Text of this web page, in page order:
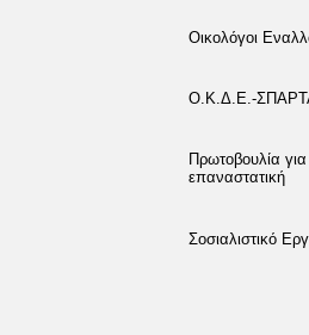
Οικολόγοι
Ο.Κ.Δ.Ε.-
Πρωτοβουλία
επαναστατική
Σοσιαλιστικό